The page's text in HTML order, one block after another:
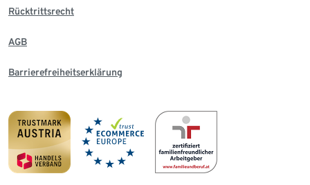
Rücktrittsrecht
AGB
Barrierefreiheitserklärung